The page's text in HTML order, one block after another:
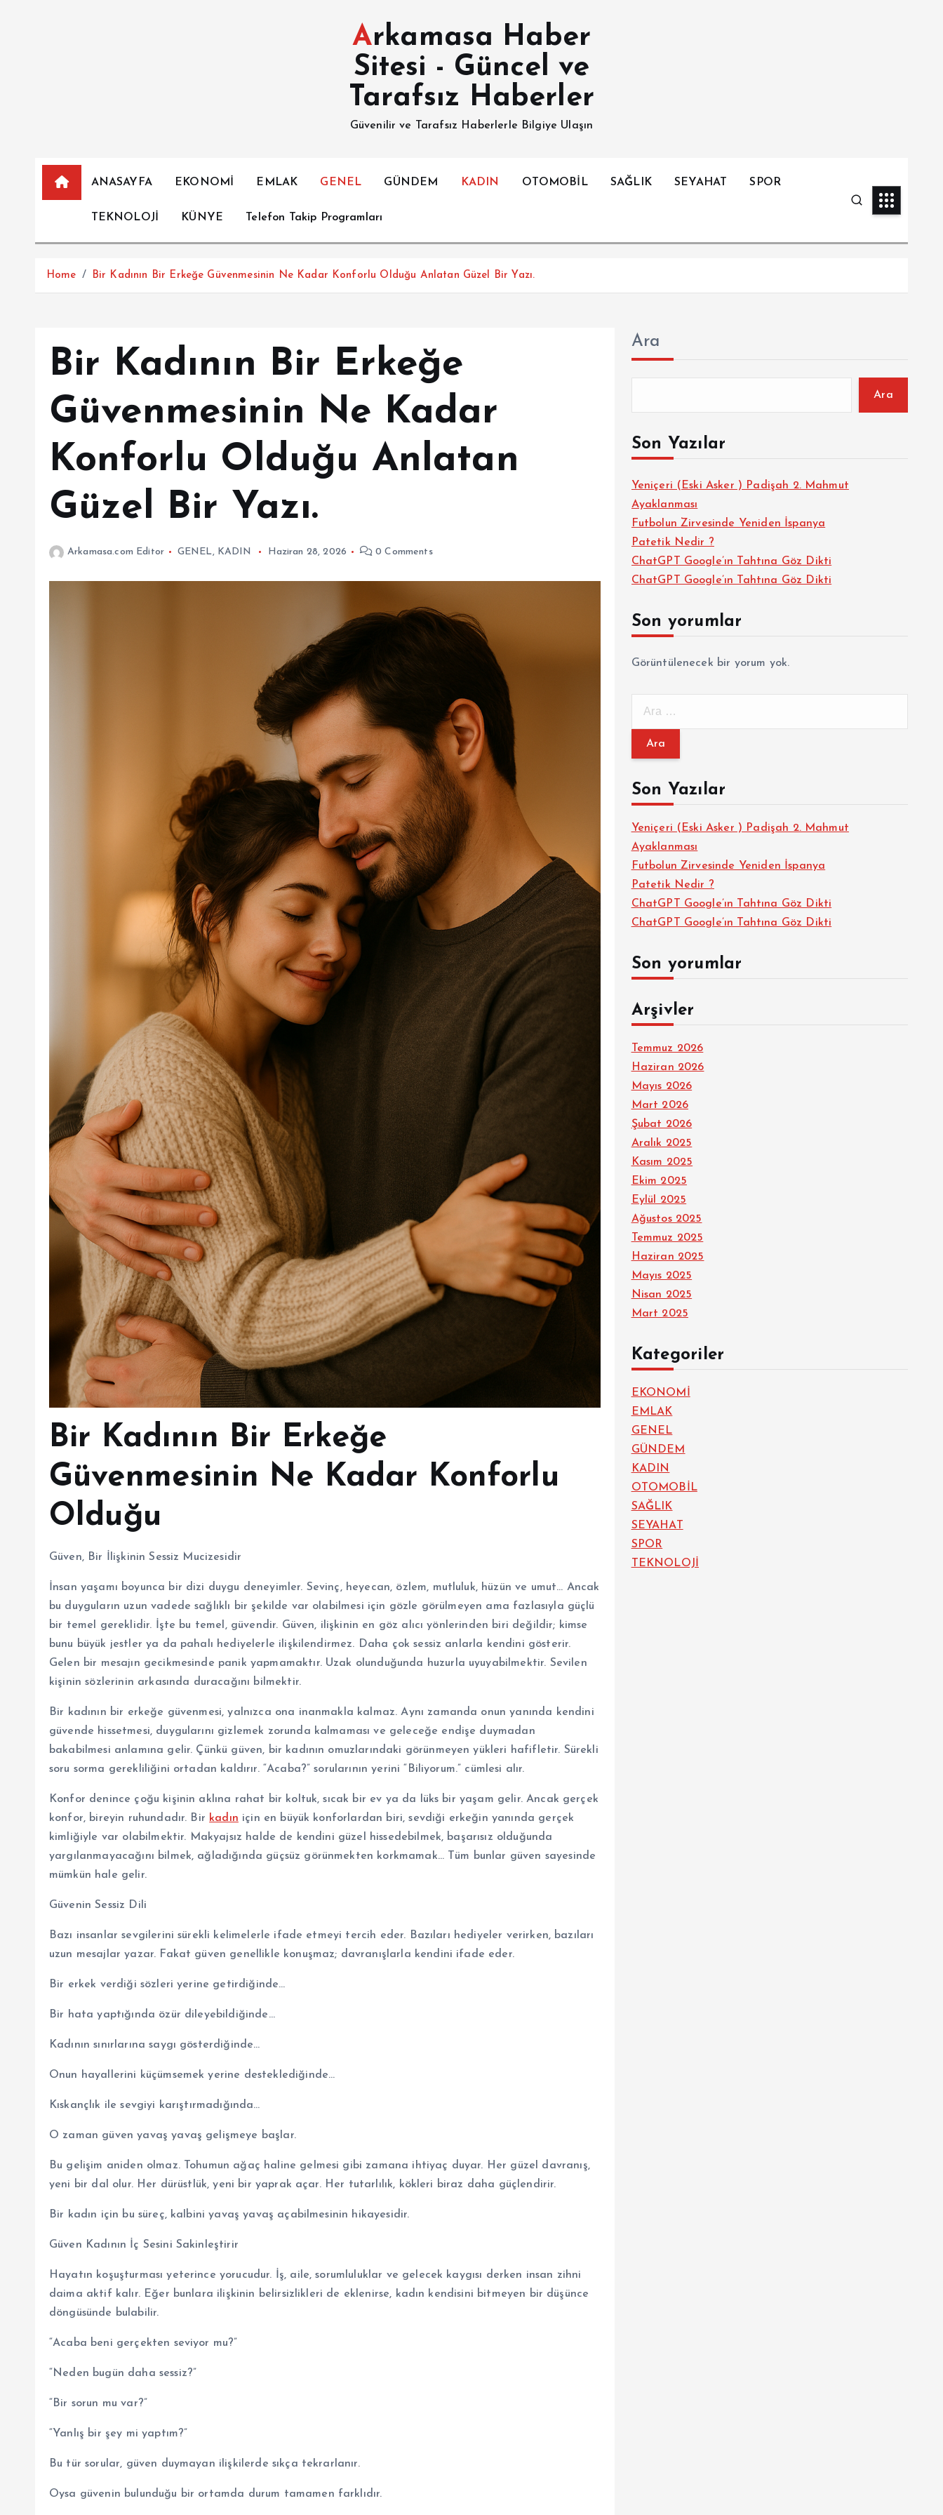
Arkamasa Haber
Sitesi - Güncel ve
Tarafsız Haberler
Güvenilir ve Tarafsız Haberlerle Bilgiye Ulaşın
ANASAYFA EKONOMİ EMLAK GENEL GÜNDEM KADIN OTOMOBİL SAĞLIK SEYAHAT SPOR
TEKNOLOJİ KÜNYE Telefon Takip Programları
Home Bir Kadının Bir Erkeğe Güvenmesinin Ne Kadar Konforlu Olduğu Anlatan Güzel Bir Yazı.
Bir Kadının Bir Erkeğe
Güvenmesinin Ne Kadar
Konforlu Olduğu Anlatan
Güzel Bir Yazı.
Arkamasa.com Editor GENEL, KADIN Haziran 28, 2026 0 Comments
Bir Kadının Bir Erkeğe
Güvenmesinin Ne Kadar Konforlu
Olduğu
Güven, Bir İlişkinin Sessiz Mucizesidir
İnsan yaşamı boyunca bir dizi duygu deneyimler. Sevinç, heyecan, özlem, mutluluk, hüzün ve umut… Ancak
bu duyguların uzun vadede sağlıklı bir şekilde var olabilmesi için gözle görülmeyen ama fazlasıyla güçlü
bir temel gereklidir. İşte bu temel, güvendir. Güven, ilişkinin en göz alıcı yönlerinden biri değildir; kimse
bunu büyük jestler ya da pahalı hediyelerle ilişkilendirmez. Daha çok sessiz anlarla kendini gösterir.
Gelen bir mesajın gecikmesinde panik yapmamaktır. Uzak olunduğunda huzurla uyuyabilmektir. Sevilen
kişinin sözlerinin arkasında duracağını bilmektir.
Bir kadının bir erkeğe güvenmesi, yalnızca ona inanmakla kalmaz. Aynı zamanda onun yanında kendini
güvende hissetmesi, duygularını gizlemek zorunda kalmaması ve geleceğe endişe duymadan
bakabilmesi anlamına gelir. Çünkü güven, bir kadının omuzlarındaki görünmeyen yükleri hafifletir. Sürekli
soru sorma gerekliliğini ortadan kaldırır. “Acaba?” sorularının yerini “Biliyorum.” cümlesi alır.
Konfor denince çoğu kişinin aklına rahat bir koltuk, sıcak bir ev ya da lüks bir yaşam gelir. Ancak gerçek
konfor, bireyin ruhundadır. Bir kadın için en büyük konforlardan biri, sevdiği erkeğin yanında gerçek
kimliğiyle var olabilmektir. Makyajsız halde de kendini güzel hissedebilmek, başarısız olduğunda
yargılanmayacağını bilmek, ağladığında güçsüz görünmekten korkmamak… Tüm bunlar güven sayesinde
mümkün hale gelir.
Güvenin Sessiz Dili
Bazı insanlar sevgilerini sürekli kelimelerle ifade etmeyi tercih eder. Bazıları hediyeler verirken, bazıları
uzun mesajlar yazar. Fakat güven genellikle konuşmaz; davranışlarla kendini ifade eder.
Bir erkek verdiği sözleri yerine getirdiğinde…
Bir hata yaptığında özür dileyebildiğinde…
Kadının sınırlarına saygı gösterdiğinde…
Onun hayallerini küçümsemek yerine desteklediğinde…
Kıskançlık ile sevgiyi karıştırmadığında…
O zaman güven yavaş yavaş gelişmeye başlar.
Bu gelişim aniden olmaz. Tohumun ağaç haline gelmesi gibi zamana ihtiyaç duyar. Her güzel davranış,
yeni bir dal olur. Her dürüstlük, yeni bir yaprak açar. Her tutarlılık, kökleri biraz daha güçlendirir.
Bir kadın için bu süreç, kalbini yavaş yavaş açabilmesinin hikayesidir.
Güven Kadının İç Sesini Sakinleştirir
Hayatın koşuşturması yeterince yorucudur. İş, aile, sorumluluklar ve gelecek kaygısı derken insan zihni
daima aktif kalır. Eğer bunlara ilişkinin belirsizlikleri de eklenirse, kadın kendisini bitmeyen bir düşünce
döngüsünde bulabilir.
“Acaba beni gerçekten seviyor mu?”
“Neden bugün daha sessiz?”
“Bir sorun mu var?”
“Yanlış bir şey mi yaptım?”
Bu tür sorular, güven duymayan ilişkilerde sıkça tekrarlanır.
Oysa güvenin bulunduğu bir ortamda durum tamamen farklıdır.
Ara
Ara
Son Yazılar
Yeniçeri (Eski Asker ) Padişah 2. Mahmut
Ayaklanması
Futbolun Zirvesinde Yeniden İspanya
Patetik Nedir ?
ChatGPT Google’ın Tahtına Göz Dikti
ChatGPT Google’ın Tahtına Göz Dikti
Son yorumlar
Görüntülenecek bir yorum yok.
m
:Son Yazılar
Yeniçeri (Eski Asker ) Padişah 2. Mahmut
Ayaklanması
Futbolun Zirvesinde Yeniden İspanya
Patetik Nedir ?
ChatGPT Google’ın Tahtına Göz Dikti
ChatGPT Google’ın Tahtına Göz Dikti
Son yorumlar
Arşivler
Temmuz 2026
Haziran 2026
Mayıs 2026
Mart 2026
Şubat 2026
Aralık 2025
Kasım 2025
Ekim 2025
Eylül 2025
Ağustos 2025
Temmuz 2025
Haziran 2025
Mayıs 2025
Nisan 2025
Mart 2025
Kategoriler
EKONOMİ
EMLAK
GENEL
GÜNDEM
KADIN
OTOMOBİL
SAĞLIK
SEYAHAT
SPOR
TEKNOLOJİ